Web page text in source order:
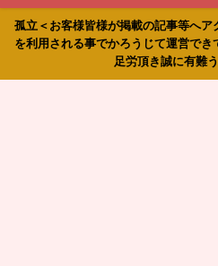
孤立＜お客様皆様が掲載の記事等へア
を利用される事でかろうじて運営で
足労頂き誠に有難